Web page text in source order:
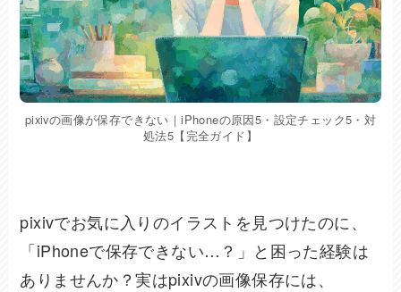
pixivの画像が保存できない｜iPhoneの原因5・設定チェック5・対
処法5【完全ガイド】
pixivでお気に入りのイラストを見つけたのに、
「iPhoneで保存できない…？」と困った経験は
ありませんか？実はpixivの画像保存には、